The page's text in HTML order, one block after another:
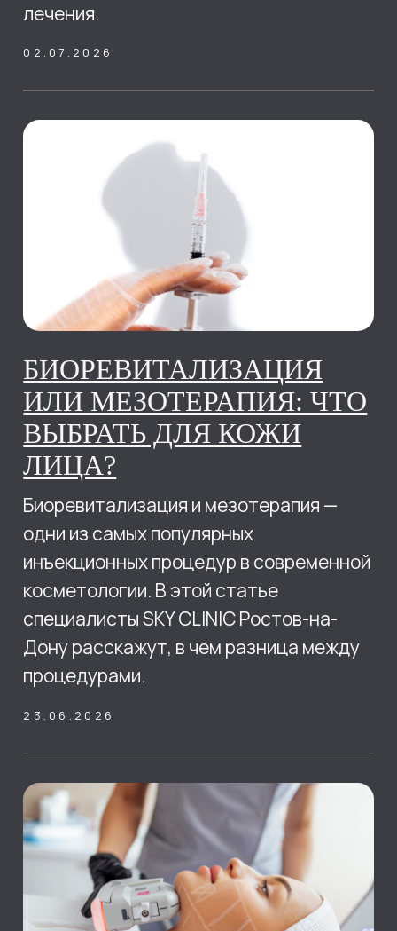
АППАРАТНАЯ
КОСМЕТОЛОГИЯ В
ЛИФТИНГ И
ОМОЛОЖЕНИЕ ЛИЦА
Аппаратная косметология в SKY CLINIC
Ростов-на-Дону: RF-лифтинг, SMAS-
лифтинг, лазерное омоложение и
современные процедуры для подтяжки
УВЕЛИЧЕНИЕ ГУБ:
ТРЕНДЫ 2026 ГОДА И
БЕЗОПАСНЫЕ ТЕХНИКИ
В SKY CLINIC
Естественный объём, чёткий контур и
гармония лица
Современная контурная пластика губ с
использованием филлеров